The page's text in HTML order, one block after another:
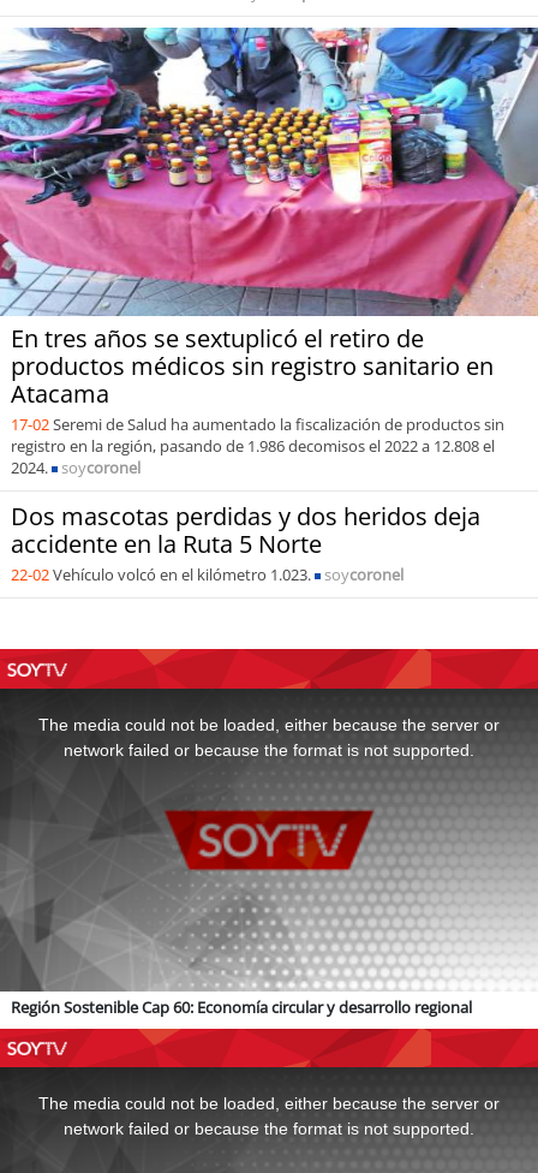
En tres años se sextuplicó el retiro de
productos médicos sin registro sanitario en
Atacama
17-02Seremi de Salud ha aumentado la fiscalización de productos sin
registro en la región, pasando de 1.986 decomisos el 2022 a 12.808 el
2024.
soycoronel
Dos mascotas perdidas y dos heridos deja
accidente en la Ruta 5 Norte
22-02Vehículo volcó en el kilómetro 1.023. soycoronel
The media could not be loaded, either because the server or
network failed or because the format is not supported.
Región Sostenible Cap 60: Economía circular y desarrollo regional
The media could not be loaded, either because the server or
network failed or because the format is not supported.